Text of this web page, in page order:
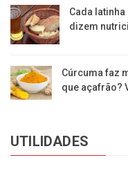
Cada
dizem
Cúrcuma faz
que açafrão?
UTILIDADES